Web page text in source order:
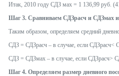
Итак, 2010 году СДЗ мах = 1 136,99 руб.
Шаг 3. Сравниваем СДЗрасч и СДЗмах
Таким образом, определяем средний
СДЗ = СДЗрасч – в случае, если СДЗрасч<
СДЗ = СДЗмах – в случае, если СДЗрасч>
Шаг 4. Определяем размер дневного